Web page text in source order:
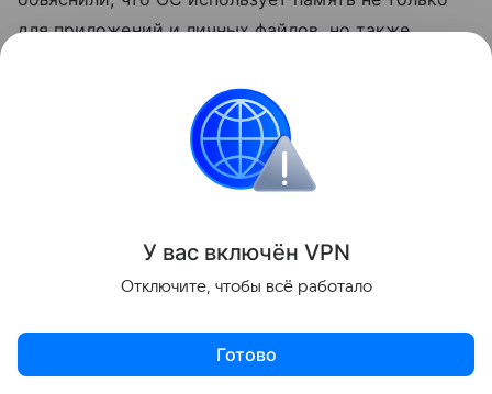
для приложений и личных файлов, но также
когда память заполняется, эффективность
устройства снижается. Также журналисты
посоветовали не пропускать регулярные
обновления ОС — с ними могут быть выпущены
работать медленнее из-за большого количества
запущенных процессов. Авторы рекомендовали
зайти в настройки и запретить фоновую
У вас включён VPN
Отключите, чтобы всё работало
Готово